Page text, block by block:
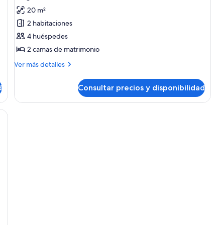
20 m²
2 habitaciones
4 huéspedes
2 camas de matrimonio
Ver más detalles
Más
Consultar precios y disponibilidad